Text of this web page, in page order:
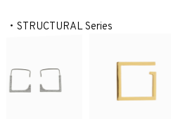
・STRUCTURAL Series